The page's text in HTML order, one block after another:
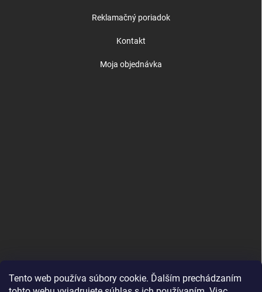
Tento web používa súbory cookie. Ďalším prechádzaním
Reklamačný poriadok
Kontakt
Moja objednávka